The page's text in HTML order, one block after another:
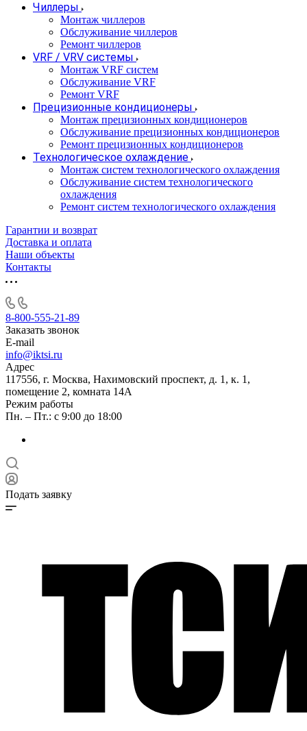
Чиллеры
Монтаж чиллеров
Обслуживание чиллеров
Ремонт чиллеров
VRF / VRV системы
Монтаж VRF систем
Обслуживание VRF
Ремонт VRF
Прецизионные кондиционеры
Монтаж прецизионных кондиционеров
Обслуживание прецизионных кондиционеров
Ремонт прецизионных кондиционеров
Технологическое охлаждение
Монтаж систем технологического охлаждения
Обслуживание систем технологического
охлаждения
Ремонт систем технологического охлаждения
Гарантии и возврат
Доставка и оплата
Наши объекты
Контакты
8-800-555-21-89
Заказать звонок
E-mail
info@iktsi.ru
Адрес
117556, г. Москва, Нахимовский проспект, д. 1, к. 1,
помещение 2, комната 14А
Режим работы
Пн. – Пт.: с 9:00 до 18:00
Подать заявку